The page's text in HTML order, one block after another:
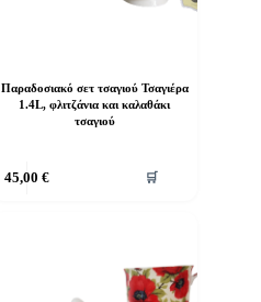
Παραδοσιακό σετ τσαγιού Τσαγιέρα
1.4L, φλιτζάνια και καλαθάκι
τσαγιού
45,00 € 🛒